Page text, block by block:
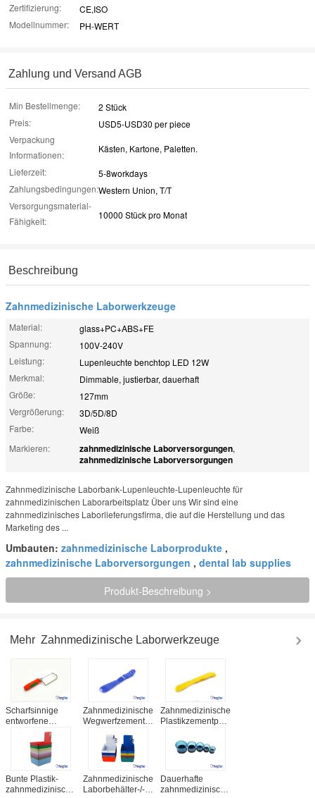
Zertifizierung:
CE,ISO
Modellnummer:
PH-WERT
Zahlung und Versand AGB
Min Bestellmenge:
2 Stück
Preis:
USD5-USD30 per piece
Verpackung
Informationen:
Kästen, Kartone, Paletten.
Lieferzeit:
5-8workdays
Zahlungsbedingungen:Western Union, T/T
Versorgungsmaterial-
Fähigkeit:
10000 Stück pro Monat
Beschreibung
Zahnmedizinische Laborwerkzeuge
Material:
glass+PC+ABS+FE
Spannung:
100V-240V
Leistung:
Lupenleuchte benchtop LED 12W
Merkmal:
Dimmable, justierbar, dauerhaft
Größe:
127mm
Vergrößerung:
3D/5D/8D
Farbe:
Weiß
Markieren:
zahnmedizinische Laborversorgungen,
zahnmedizinische Laborversorgungen
Zahnmedizinische Laborbank-Lupenleuchte-Lupenleuchte für
zahnmedizinischen Laborarbeitsplatz Über uns Wir sind eine
zahnmedizinisches Laborlieferungsfirma, die auf die Herstellung und das
Marketing des ...
Umbauten: zahnmedizinische Laborprodukte ,
zahnmedizinische Laborversorgungen , dental lab supplies
Produkt-Beschreibung >
Mehr Zahnmedizinische Laborwerkzeuge
Scharfsinnige
entworfene
zahnmedizinische
Laborwerkzeuge,
95mm Gips sahen
mit weichem
Kunststoffgriff
Zahnmedizinische
Wegwerfzement-
Gebiss-das
zusammengesetzte
Füllmaterial-
Mischen
Zahnmedizinische
Plastikzementputz-
multi farbige
zahnmedizinische
Verbrauchsmaterialien
Bunte Plastik-
zahnmedizinische
Zahnmedizinische
Laborbehälter-/-
Dauerhafte
zahnmedizinische